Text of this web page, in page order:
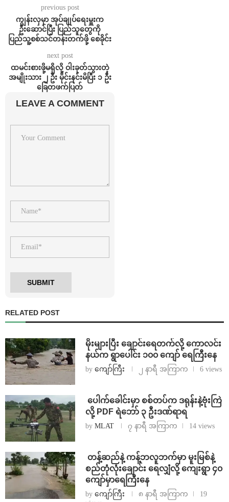
previous post
ကျွန်းလှမှာ အုပ်ချုပ်ရေးမှူးက
ဦးဆောင်ပြီး ပြည်သူတွေကို
ပြည်သူ့စစ်သင်တန်းတက်ဖို့ စေခိုင်း
next post
ထမင်းစားဖို့မရှိလို့ ဝါးခုတ်သွားတဲ့
အမျိုးသား ၂ ဦး မိုင်းနင်းမိပြီး ၁ ဦး
ခြေတဖက်ပြတ်
LEAVE A COMMENT
RELATED POST
⁨မိုးများပြီး ချောင်းရေတက်လို့ ကောလင်း
နယ်က ရွာပေါင်း ၁၀၀ ကျော် ရေကြီးနေ
by ကျော်ကြီး ၂ နာရီ အကြာက 6 views
⁩ ⁨ပေါက်ခေါင်းမှာ စစ်တပ်က ဒရုန်းနဲ့ဗုံးကြဲ
လို့ PDF ရဲဘော် ၃ ဦးဒဏ်ရာရ
by MLAT ၇ နာရီ အကြာက 14 views
⁩ ⁨တန့်ဆည်နဲ့ ကန့်ဘလူဘက်မှာ မူးမြစ်နဲ့
စည်တုံလုံးချောင်း ရေလျှံလို့ ကျေးရွာ ၄၀
ကျော်မှာရေကြီးနေ
by ကျော်ကြီး ၈ နာရီ အကြာက
19